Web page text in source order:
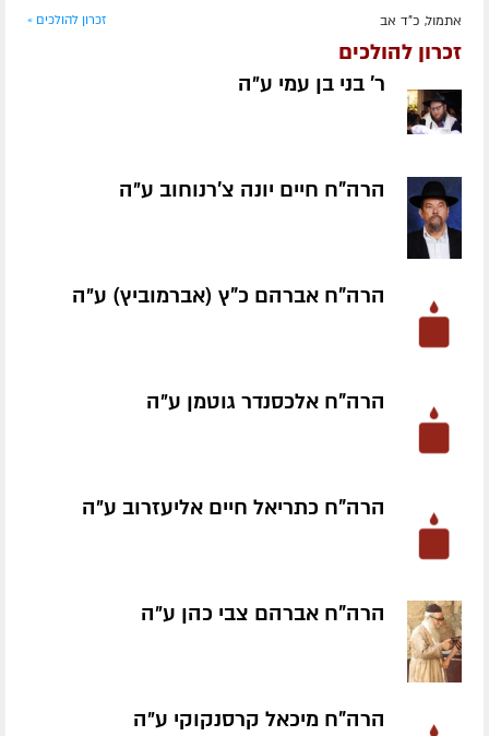
אתמול, כ"ד אב זכרון להולכים »
זכרון להולכים
ר' בני בן עמי ע״ה
הרה"ח חיים יונה צ'רנוחוב ע״ה
הרה"ח אברהם כ"ץ (אברמוביץ) ע״ה
הרה"ח אלכסנדר גוטמן ע״ה
הרה"ח כתריאל חיים אליעזרוב ע״ה
הרה"ח אברהם צבי כהן ע״ה
הרה"ח מיכאל קרסנקוקי ע״ה